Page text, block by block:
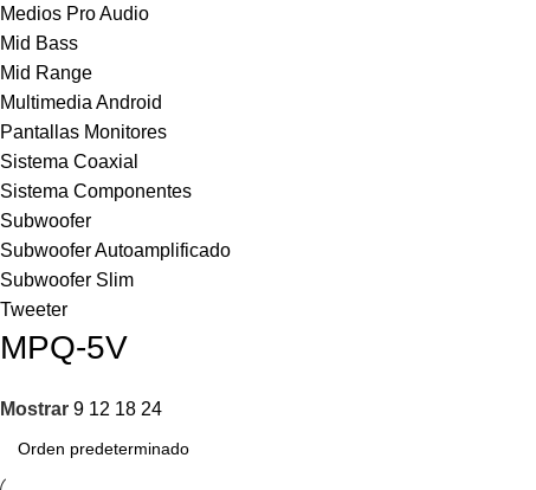
Medios Pro Audio
Mid Bass
Mid Range
Multimedia Android
Pantallas Monitores
Sistema Coaxial
Sistema Componentes
Subwoofer
Subwoofer Autoamplificado
Subwoofer Slim
Tweeter
MPQ-5V
Mostrar 9 12 18 24